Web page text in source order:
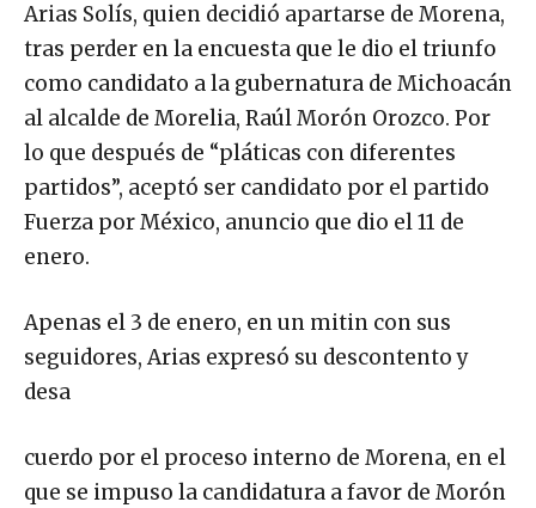
Arias Solís, quien decidió apartarse de Morena,
tras perder en la encuesta que le dio el triunfo
como candidato a la gubernatura de Michoacán
al alcalde de Morelia, Raúl Morón Orozco. Por
lo que después de “pláticas con diferentes
partidos”, aceptó ser candidato por el partido
Fuerza por México, anuncio que dio el 11 de
enero.
Apenas el 3 de enero, en un mitin con sus
seguidores, Arias expresó su descontento y
desa
cuerdo por el proceso interno de Morena, en el
que se impuso la candidatura a favor de Morón